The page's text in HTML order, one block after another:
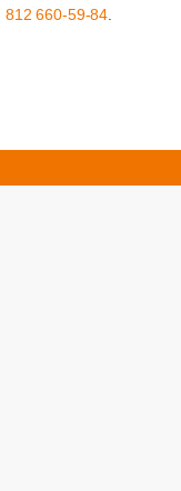
812 660-59-84.